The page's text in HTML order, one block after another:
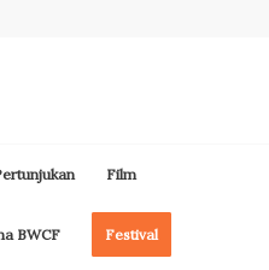
Film
BWCF Festival